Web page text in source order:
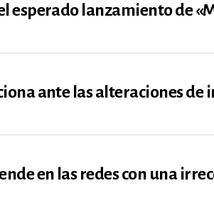
esperado lanzamiento de
ante las alteraciones de
en las redes con una